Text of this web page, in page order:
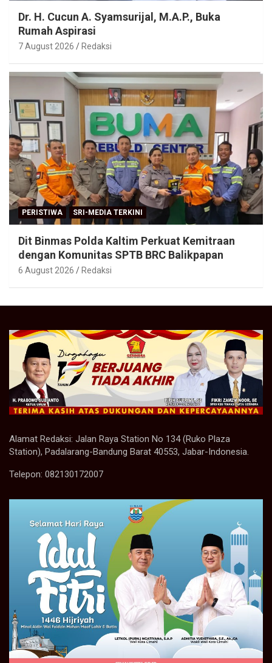
Dr. H. Cucun A. Syamsurijal, M.A.P., Buka
Rumah Aspirasi
7 August 2026 Redaksi
PERISTIWA SRI-MEDIA TERKINI
Dit Binmas Polda Kaltim Perkuat Kemitraan
dengan Komunitas SPTB BRC Balikpapan
6 August 2026 Redaksi
Alamat Redaksi: Jalan Raya Station No 134 (Ruko Plaza
Station), Padalarang-Bandung Barat 40553, Jabar-Indonesia.
Telepon: 082130172007